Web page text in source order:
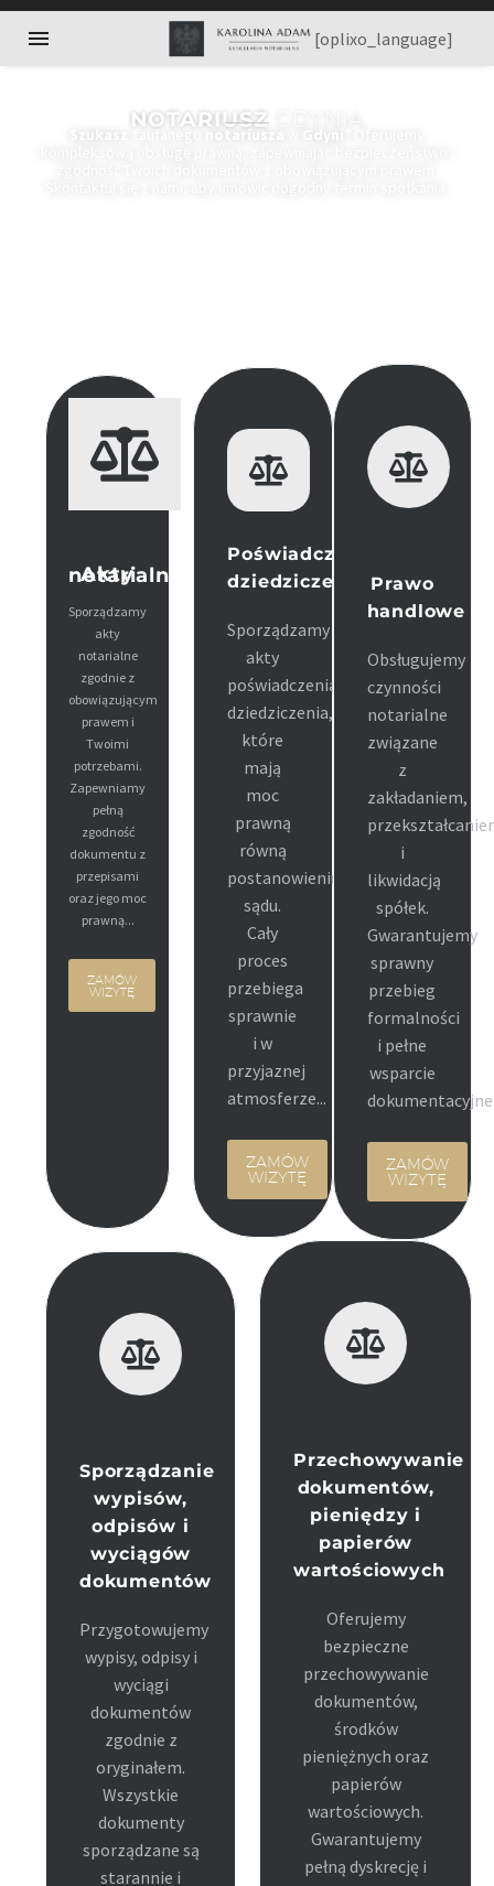
[oplixo_language]
NOTARIUSZ
zaufanego notariusza
Akty notarialne
Sporządzamy
akty
notarialne
zgodnie z
obowiązującym
prawem i
Twoimi
potrzebami.
Zapewniamy
pełną
zgodność
dokumentu z
przepisami
oraz jego moc
prawną...
ZAMÓW
WIZYTĘ
Poświadczenie
dziedziczenia
Sporządzamy
akty
poświadczenia
dziedziczenia,
które
mają
moc
prawną
równą
postanowieniu
sądu.
Cały
proces
przebiega
sprawnie
i w
przyjaznej
atmosferze...
ZAMÓW
WIZYTĘ
Prawo
handlowe
Obsługujemy
czynności
notarialne
związane
z
zakładaniem,
i
likwidacją
spółek.
Gwarantujemy
sprawny
przebieg
formalności
i pełne
wsparcie
ZAMÓW
WIZYTĘ
Sporządzanie
wypisów,
odpisów i
wyciągów
dokumentów
Przygotowujemy
wypisy, odpisy i
wyciągi
dokumentów
zgodnie z
oryginałem.
Wszystkie
dokumenty
sporządzane są
starannie i
Przechowywanie
dokumentów,
pieniędzy i
papierów
wartościowych
Oferujemy
bezpieczne
przechowywanie
dokumentów,
środków
pieniężnych oraz
papierów
wartościowych.
Gwarantujemy
pełną dyskrecję i